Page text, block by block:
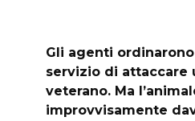
Gli agenti
servizio di attaccare
veterano. Ma
improvvisamente